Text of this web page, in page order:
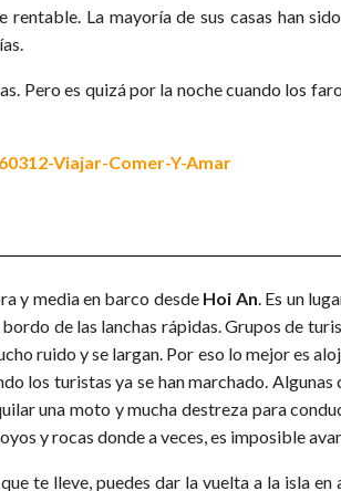
rentable. La mayoría de sus casas han
Pero es quizá por la noche cuando los
y media en barco desde Hoi An. Es un
de las lanchas rápidas. Grupos de
ruido y se largan. Por eso lo mejor es
los turistas ya se han marchado.
una moto y mucha destreza para
y rocas donde a veces, es imposible
te lleve, puedes dar la vuelta a la isla